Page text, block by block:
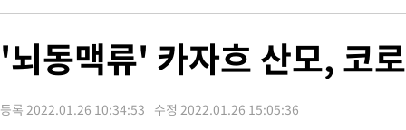
-18266초 전 >[속보]'채상병 순직 책임' 임성근, 항소심도 징역 3년
-14732초 전 >민주 콩고 에볼라환자 4천명 돌파, 4053명 발생 1850명 사망
-13176초 전 >"미 전국적 살모네라 식중독 원인은 멕시코산 할라피뇨"--
'뇌동맥류' 카자흐 산모, 코
등록 2022.01.26 10:34:53 수정 2022.01.26 15:05:36